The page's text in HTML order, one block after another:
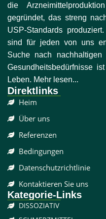
die
gegründet, das streng
USP-Standards
sind für jeden von uns
Suche nach
Gesundheitsbedürfnisse
Leben. Mehr lesen...
Direktlinks
Heim
Über uns
Referenzen
Bedingungen
Datenschutzrichtlinie
Kontaktieren Sie uns
Kategorie-Links
DISSOZIATIV